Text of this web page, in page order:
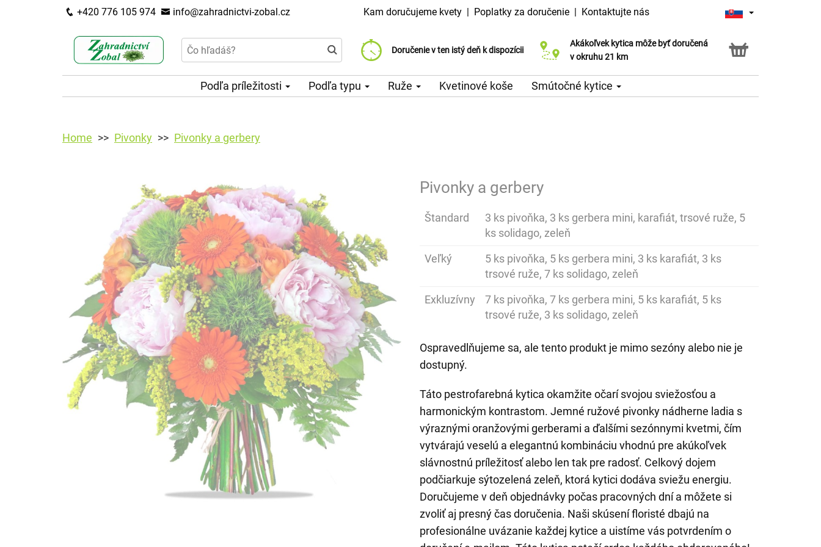
+420 776 105 974 info@zahradnictvi-zobal.cz Kam doručujeme kvety | Poplatky za doručenie | Kontaktujte nás
Doručenie v ten istý deň k dispozícii
Poplatok za doručenie od 99 CZK
Vyberte si dátum doručenia
Akákoľvek kytica môže byť doručená
v okruhu 21 km
Služba Click & Collect
Podľa príležitosti Podľa typu Ruže Kvetinové koše Smútočné kytice
Home Pivonky Pivonky a gerbery
Pivonky a gerbery
Štandard
3 ks pivoňka, 3 ks gerbera mini, karafiát, trsové ruže, 5
ks solidago, zeleň
Veľký
5 ks pivoňka, 5 ks gerbera mini, 3 ks karafiát, 3 ks
trsové ruže, 7 ks solidago, zeleň
Exkluzívny
7 ks pivoňka, 7 ks gerbera mini, 5 ks karafiát, 5 ks
trsové ruže, 3 ks solidago, zeleň
Ospravedlňujeme sa, ale tento produkt je mimo sezóny alebo nie je
dostupný.
Táto pestrofarebná kytica okamžite očarí svojou sviežosťou a
harmonickým kontrastom. Jemné ružové pivonky nádherne ladia s
výraznými oranžovými gerberami a ďalšími sezónnymi kvetmi, čím
vytvárajú veselú a elegantnú kombináciu vhodnú pre akúkoľvek
slávnostnú príležitosť alebo len tak pre radosť. Celkový dojem
podčiarkuje sýtozelená zeleň, ktorá kytici dodáva sviežu energiu.
Doručujeme v deň objednávky počas pracovných dní a môžete si
zvoliť aj presný čas doručenia. Naši skúsení floristé dbajú na
profesionálne uvázanie každej kytice a uistíme vás potvrdením o